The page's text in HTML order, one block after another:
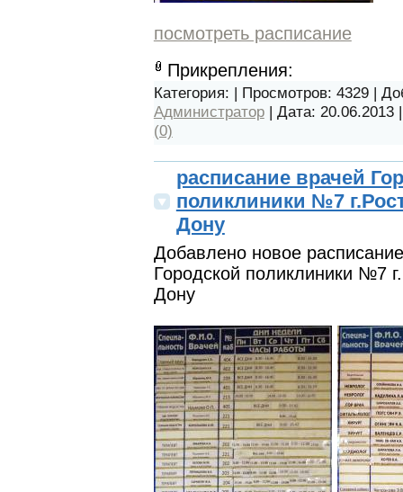
посмотреть расписание
Прикрепления:
Категория: | Просмотров: 4329 |
Администратор| Дата: 20.06.2013
(0)
расписание врачей
поликлиники №7
Дону
Добавлено новое
Городской поликлиники №7
Дону